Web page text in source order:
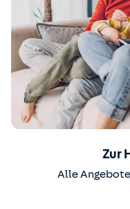
Zur
Alle